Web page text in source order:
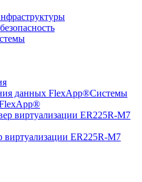
Системы
виртуализации ER225R-M7